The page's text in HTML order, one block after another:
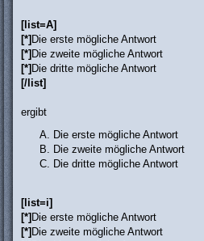
[list=A]
[*] Die erste mögliche Antwort
[*] Die zweite mögliche Antwort
[*] Die dritte mögliche Antwort
[/list]
ergibt
Die erste mögliche Antwort
Die zweite mögliche Antwort
Die dritte mögliche Antwort
[list=i]
[*] Die erste mögliche Antwort
[*] Die zweite mögliche Antwort